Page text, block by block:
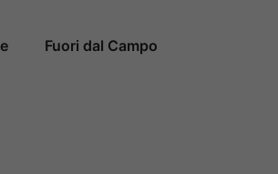
Fuori dal Campo